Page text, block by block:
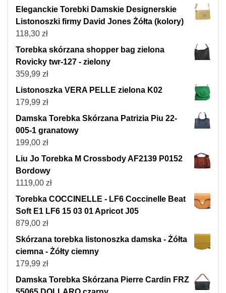
Eleganckie Torebki Damskie Designerskie
Listonoszki firmy David Jones Żółta (kolory)
118,30 zł
Torebka skórzana shopper bag zielona
Rovicky twr-127 - zielony
359,99 zł
Listonoszka VERA PELLE zielona K02
179,99 zł
Damska Torebka Skórzana Patrizia Piu 22-
005-1 granatowy
199,00 zł
Liu Jo Torebka M Crossbody AF2139 P0152
Bordowy
1119,00 zł
Torebka COCCINELLE - LF6 Coccinelle Beat
Soft E1 LF6 15 03 01 Apricot J05
879,00 zł
Skórzana torebka listonoszka damska - Żółta
ciemna - Żółty ciemny
179,99 zł
Damska Torebka Skórzana Pierre Cardin FRZ